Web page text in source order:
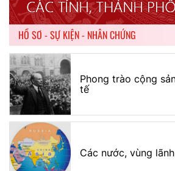
HỒ SƠ - SỰ KIỆN - NHÂN CHỨNG
Phong trào cộng
tế
Các nước, vùng